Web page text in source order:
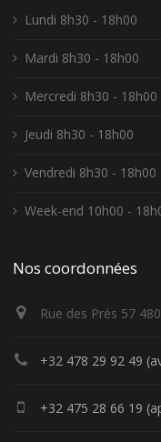
Lundi 8h30 - 18h00
Mardi 8h30 - 18h00
Mercredi 8h30 - 18h00
Jeudi 8h30 - 18h00
Vendredi 8h30 - 18h00
Week-end 10h00 -
Nos coordonnées
Rue des Prés 57
+32 478 29 92 49
+32 475 28 66 19